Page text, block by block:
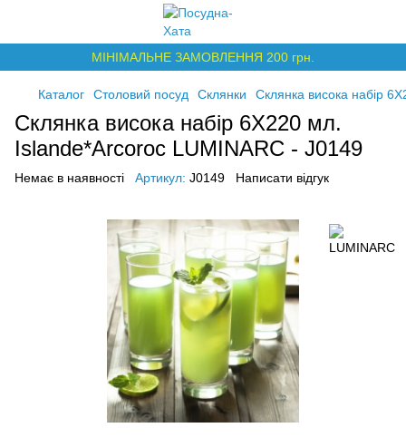
МІНІМАЛЬНЕ ЗАМОВЛЕННЯ 200 грн.
Каталог Столовий посуд Склянки Склянка висока набір
Склянка висока набір 6Х220 мл.
Islande*Arcoroc LUMINARC - J0149
Немає в наявності Артикул: J0149 Написати відгук